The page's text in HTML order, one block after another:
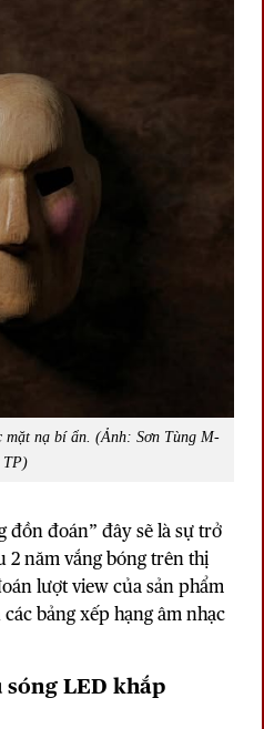
(Ảnh: Sơn Tùng M-
TP)
đồn đoán” đây sẽ là sự trở
2 năm vắng bóng trên thị
lượt view của sản phẩm
bảng xếp hạng âm nhạc
sóng LED khắp